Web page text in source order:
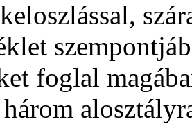
foglal